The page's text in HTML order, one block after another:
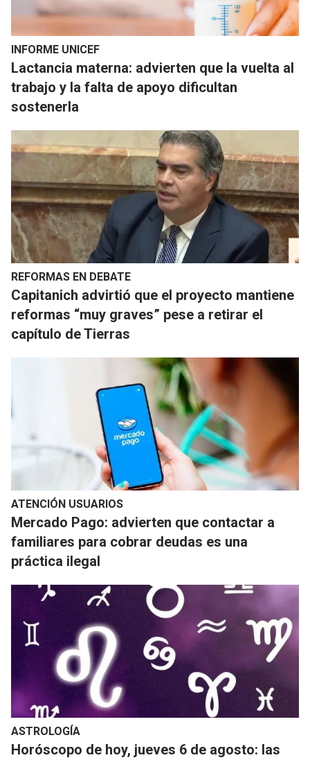
INFORME UNICEF
Lactancia materna: advierten que la vuelta al
trabajo y la falta de apoyo dificultan
sostenerla
REFORMAS EN DEBATE
Capitanich advirtió que el proyecto mantiene
reformas “muy graves” pese a retirar el
capítulo de Tierras
ATENCIÓN USUARIOS
Mercado Pago: advierten que contactar a
familiares para cobrar deudas es una
práctica ilegal
ASTROLOGÍA
Horóscopo de hoy, jueves 6 de agosto: las